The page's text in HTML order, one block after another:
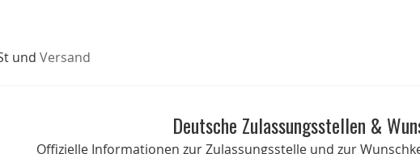
und Versand
Deutsche Zulassungsstellen &
Offizielle Informationen zur Zulassungsstelle und zur